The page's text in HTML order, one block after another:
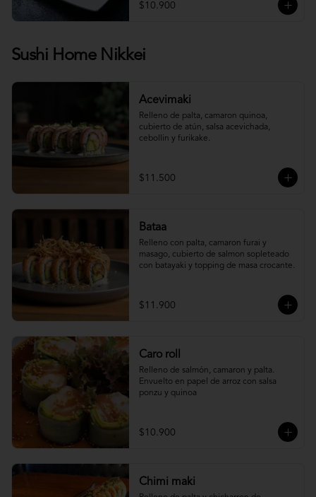
$10.900
Sushi Home Nikkei
Acevimaki
Relleno de palta, camaron quinoa,
cubierto de atún, salsa acevichada,
cebollin y furikake.
$11.500
Bataa
Relleno con palta, camaron furai y
masago, cubierto de salmon sopleteado
con batayaki y topping de masa crocante.
$11.900
Caro roll
Relleno de salmón, camaron y palta.
Envuelto en papel de arroz con salsa
ponzu y quinoa
$10.900
Chimi maki